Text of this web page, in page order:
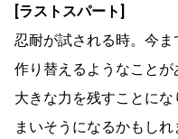
[ラストスパート]
忍耐が試される時。今ま
作り替えるようなこと
大きな力を残すことに
まいそうになるかもし